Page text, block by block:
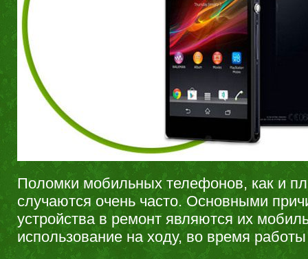
Поломки мобильных телефонов, как и
случаются очень часто. Основными
устройства в ремонт являются их
использование на ходу, во время